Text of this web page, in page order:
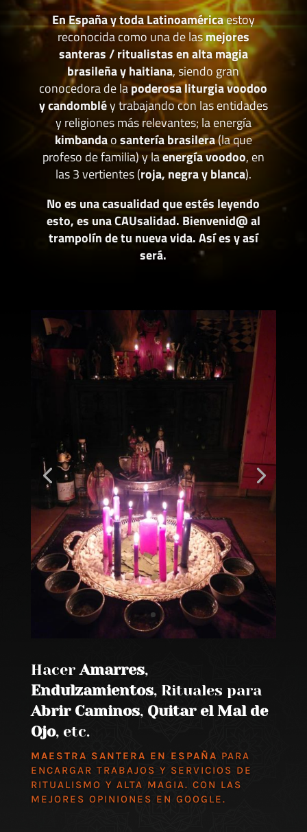
En España y toda Latinoaméricaestoy
reconocida como una de lasmejores
santeras / ritualistas en alta magia
brasileña y haitiana, siendo gran
conocedora de lapoderosa liturgia voodoo
y candombléy trabajando con las entidades
y religiones más relevantes; la energía
kimbandaosantería brasilera(la que
profeso de familia) y laenergía voodoo, en
las 3 vertientes (roja, negra y blanca).
No es una casualidad que estés leyendo
esto, es una CAUsalidad. Bienvenid@ al
trampolín de tu nueva vida. Así es y así
será.
Hacer Amarres,
Endulzamientos, Rituales para
Abrir Caminos, Quitar el Mal de
Ojo, etc.
MAESTRA SANTERA EN ESPAÑA PARA
ENCARGAR TRABAJOS Y SERVICIOS DE
RITUALISMO Y ALTA MAGIA. CON LAS
MEJORES OPINIONES EN GOOGLE.